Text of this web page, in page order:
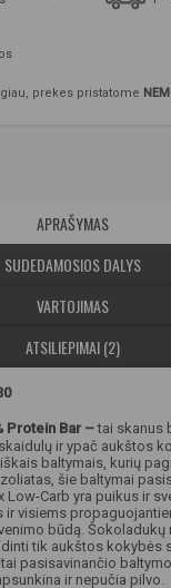
prekes pristatome
APRAŠYMAS
SUDEDAMOSIOS DALYS
VARTOJIMAS
ATSILIEPIMAI (2)
Protein Bar –tai skanus
ir ypač aukštos
baltymais, kurių
šie baltymai
Low-Carb yra puikus ir
ir visiems
būdą. Šokoladukų
tik aukštos kokybės
pasisavinančio
ir nepučia pilvo.